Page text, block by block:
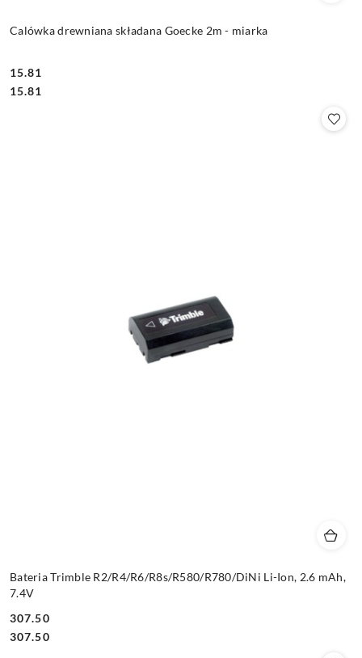
Calówka drewniana składana Goecke 2m - miarka
Cena:
15.81
Cena:
15.81
Bateria Trimble R2/R4/R6/R8s/R580/R780/DiNi Li-Ion, 2.6 mAh,
7.4V
Cena:
307.50
Cena:
307.50